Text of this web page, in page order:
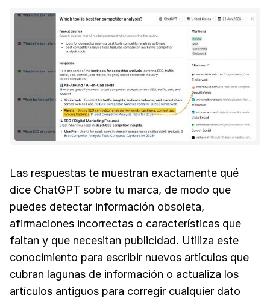
Las respuestas te muestran exactamente qué
dice ChatGPT sobre tu marca, de modo que
puedes detectar información obsoleta,
afirmaciones incorrectas o características que
faltan y que necesitan publicidad. Utiliza este
conocimiento para escribir nuevos artículos que
cubran lagunas de información o actualiza los
artículos antiguos para corregir cualquier dato